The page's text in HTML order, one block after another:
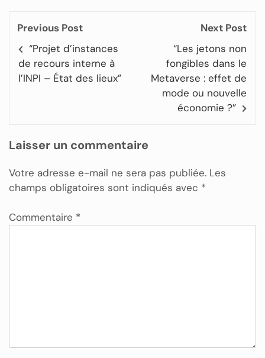
Previous Post
“Projet d’instances
de recours interne à
l’INPI – État des lieux”
Next Post
“Les jetons non
fongibles dans le
Metaverse : effet de
mode ou nouvelle
économie ?”
Laisser un commentaire
Votre adresse e-mail ne sera pas publiée. Les
champs obligatoires sont indiqués avec *
Commentaire *